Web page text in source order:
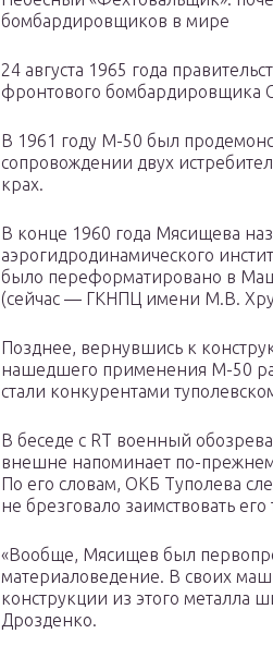
бомбардировщиков в мире
24 августа 1965 года
фронтового бомбардировщика
В 1961 году М-50 был
сопровождении двух
крах.
В конце 1960 года Мясищева
аэрогидродинамического
было переформатировано в
(сейчас — ГКНПЦ имени М.В.
Позднее, вернувшись к
нашедшего применения М-50
стали конкурентами
В беседе с RT военный
внешне напоминает по-
По его словам, ОКБ Туполева
не брезговало заимствовать
«Вообще, Мясищев был
материаловедение. В своих
конструкции из этого металла
Дрозденко.